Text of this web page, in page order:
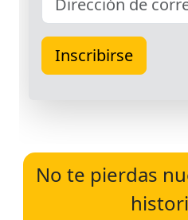
No te pierdas